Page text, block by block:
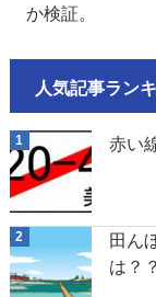
か検証。
人気記事ラン
赤い
田ん
は？？